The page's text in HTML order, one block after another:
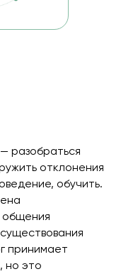
разобраться
отклонения
обучить.
общения
принимает
но это